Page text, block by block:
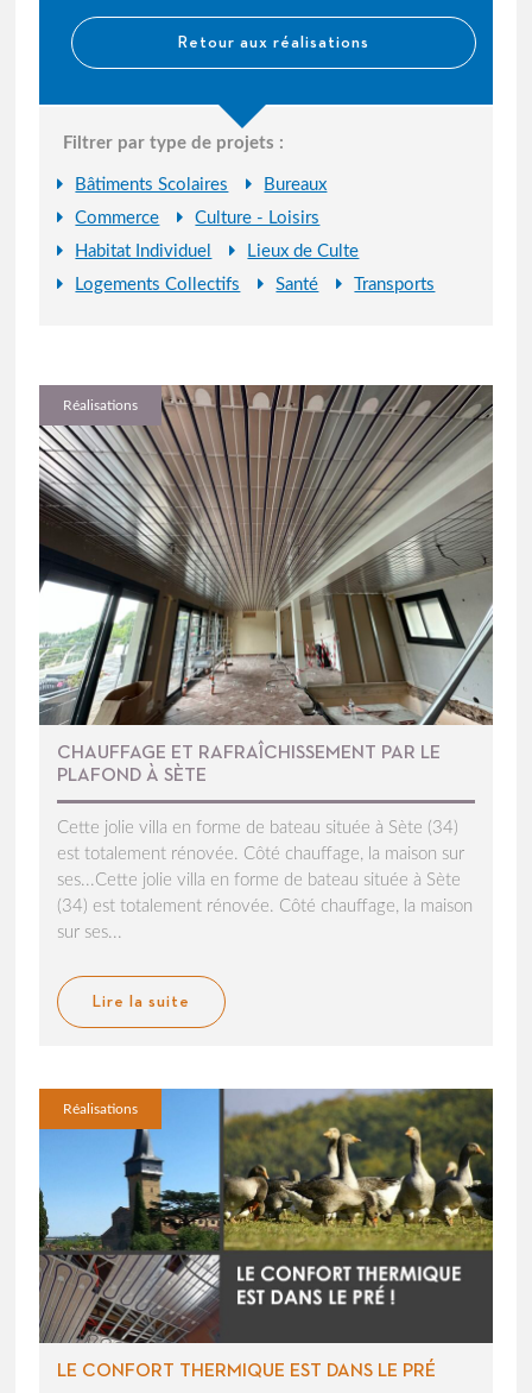
Retour aux réalisations
Filtrer par type de projets :
Bâtiments Scolaires
Bureaux
Commerce
Culture - Loisirs
Habitat Individuel
Lieux de Culte
Logements Collectifs
Santé Transports
Réalisations
CHAUFFAGE ET RAFRAÎCHISSEMENT PAR LE
PLAFOND À SÈTE
Cette jolie villa en forme de bateau située à Sète (34)
est totalement rénovée. Côté chauffage, la maison sur
ses...Cette jolie villa en forme de bateau située à Sète
(34) est totalement rénovée. Côté chauffage, la maison
sur ses...
Lire la suite
Réalisations
LE CONFORT THERMIQUE EST DANS LE PRÉ